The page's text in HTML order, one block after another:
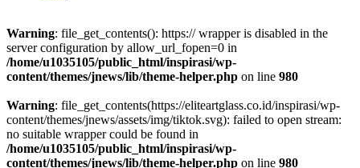
Warning: file_get_contents(): https:// wrapper is disabled in the
server configuration by allow_url_fopen=0 in
/home/u1035105/public_html/inspirasi/wp-
content/themes/jnews/lib/theme-helper.php on line 980
Warning: file_get_contents(https://eliteartglass.co.id/inspirasi/wp-
content/themes/jnews/assets/img/tiktok.svg): failed to open stream:
no suitable wrapper could be found in
/home/u1035105/public_html/inspirasi/wp-
content/themes/jnews/lib/theme-helper.php on line 980